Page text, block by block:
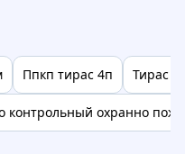
Ппкп тирас 4п Тирас
контрольный охранно